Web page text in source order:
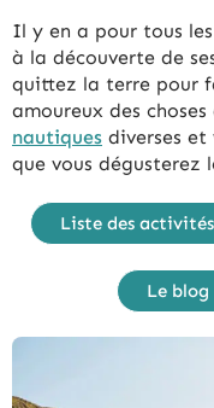
Il y en a pour tous
à la découverte de
quittez la terre pour
amoureux des
nautiques diverses et
que vous dégusterez
Liste des
Le blog